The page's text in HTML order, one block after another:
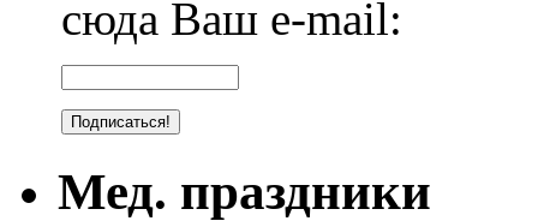
сюда Ваш e-mail:
Мед. праздники